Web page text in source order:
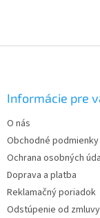
Informácie pre
O nás
Obchodné podmienky
Ochrana osobných
Doprava a platba
Reklamačný poriadok
Odstúpenie od